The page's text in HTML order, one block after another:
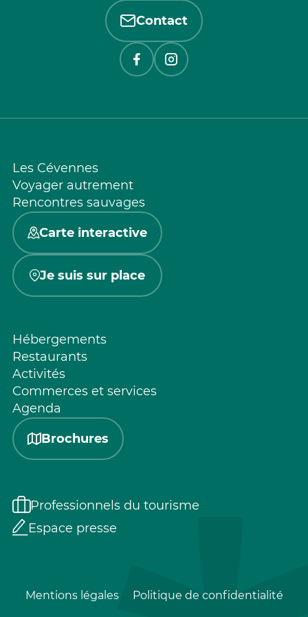
Contact
Les Cévennes
Voyager autrement
Rencontres sauvages
Carte interactive
Je suis sur place
Hébergements
Restaurants
Activités
Commerces et services
Agenda
Brochures
Professionnels du tourisme
Espace presse
Mentions légales Politique de confidentialité